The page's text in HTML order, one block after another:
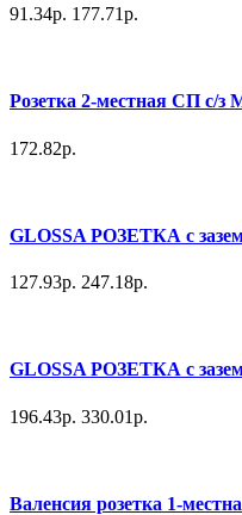
91.34р. 177.71р.
Розетка 2-местная СП с/
172.82р.
GLOSSA РОЗЕТКА с
127.93р. 247.18р.
GLOSSA РОЗЕТКА с
196.43р. 330.01р.
Валенсия розетка 1-